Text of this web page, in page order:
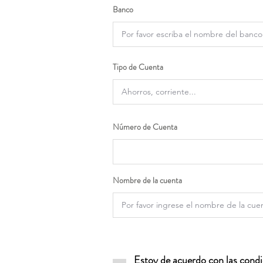
Banco
Tipo de Cuenta
Número de Cuenta
Nombre de la cuenta